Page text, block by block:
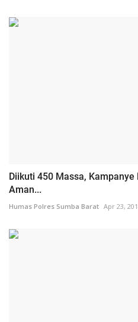
Diikuti 450 Massa,
Aman...
Humas Polres Sumba Barat Apr 23,